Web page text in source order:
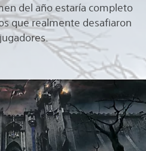
del año estaría completo
que realmente desafiaron